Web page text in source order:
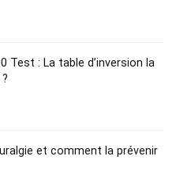
Test : La table d’inversion la
et comment la prévenir